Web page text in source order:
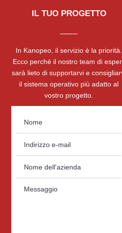
IL TUO PROGETTO
In Kanopeo, il servizio è la priorità.
Ecco perché il nostro team di
sarà lieto di supportarvi e
il sistema operativo più adatto al
vostro progetto.